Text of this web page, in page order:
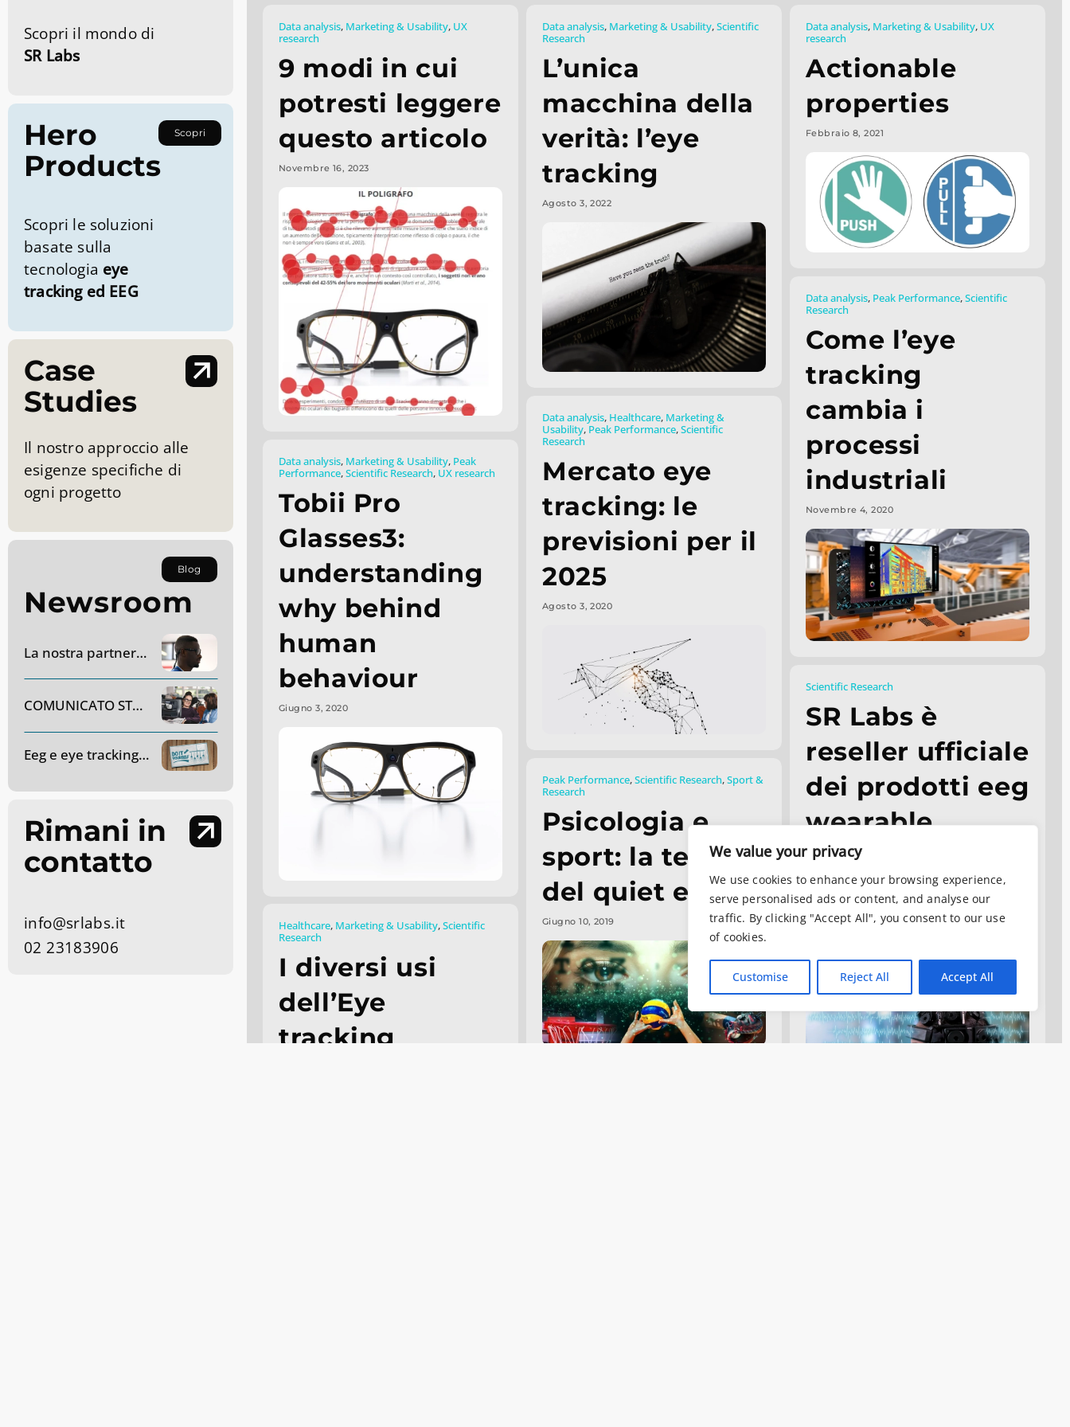
We value your privacy
We use cookies to enhance your browsing experience,
serve personalised ads or content, and analyse our
traffic. By clicking "Accept All", you consent to our use
of cookies.
Customise Reject All Accept All
Scopri il mondo di
SR Labs
Hero
Products
Scopri
Scopri le soluzioni
basate sulla
tecnologia eye
tracking ed EEG
Case
Studies
Il nostro approccio alle
esigenze specifiche di
ogni progetto
Blog
Newsroom
La nostra partnership con AC Monza
COMUNICATO STAMPA – Dynavox Group acquisirà SR Labs Healthcare in Italia
Eeg e eye tracking applicati alle ricerche di mercato: come funzionano?
Rimani in
contatto
info@srlabs.it
02 23183906
Data analysis, Marketing & Usability, UX
research
9 modi in cui
potresti leggere
questo articolo
Novembre 16, 2023
Data analysis, Marketing & Usability,Scientific
Research
L’unica
macchina della
verità: l’eye
tracking
Agosto 3, 2022
Data analysis, Marketing & Usability, UX
research
Actionable
properties
Febbraio 8, 2021
Data analysis, Peak Performance,Scientific
Research
Come l’eye
tracking
cambia i
processi
industriali
Novembre 4, 2020
Data analysis, Healthcare, Marketing &
Usability, Peak Performance,Scientific
Research
Mercato eye
tracking: le
previsioni per il
2025
Agosto 3, 2020
Data analysis, Marketing & Usability, Peak
Performance,Scientific Research, UX research
Tobii Pro
Glasses3:
understanding
why behind
human
behaviour
Giugno 3, 2020
Scientific Research
SR Labs è
reseller ufficiale
dei prodotti eeg
wearable
sensing per il
mercato
italiano
Peak Performance,Scientific Research,Sport &
Research
Psicologia e
sport: la teoria
del quiet eye
Giugno 10, 2019
Healthcare, Marketing & Usability,Scientific
Research
I diversi usi
dell’Eye
tracking